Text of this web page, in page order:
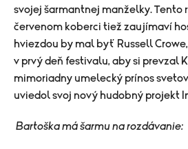
svojej šarmantnej manželky. Tento
červenom koberci tiež zaujímaví
hviezdou by mal byť Russell
v prvý deň festivalu, aby si prevzal
mimoriadny umelecký prínos
uviedol svoj nový hudobný projekt
Bartoška má šarmu na rozdávanie: